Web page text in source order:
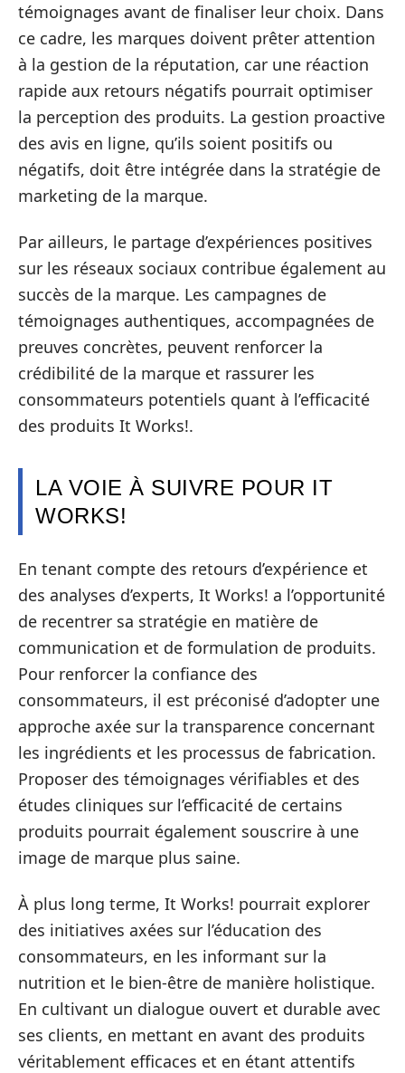
témoignages avant de finaliser leur choix. Dans
ce cadre, les marques doivent prêter attention
à la gestion de la réputation, car une réaction
rapide aux retours négatifs pourrait optimiser
la perception des produits. La gestion proactive
des avis en ligne, qu’ils soient positifs ou
négatifs, doit être intégrée dans la stratégie de
marketing de la marque.
Par ailleurs, le partage d’expériences positives
sur les réseaux sociaux contribue également au
succès de la marque. Les campagnes de
témoignages authentiques, accompagnées de
preuves concrètes, peuvent renforcer la
crédibilité de la marque et rassurer les
consommateurs potentiels quant à l’efficacité
des produits It Works!.
LA VOIE À SUIVRE POUR IT
WORKS!
En tenant compte des retours d’expérience et
des analyses d’experts, It Works! a l’opportunité
de recentrer sa stratégie en matière de
communication et de formulation de produits.
Pour renforcer la confiance des
consommateurs, il est préconisé d’adopter une
approche axée sur la transparence concernant
les ingrédients et les processus de fabrication.
Proposer des témoignages vérifiables et des
études cliniques sur l’efficacité de certains
produits pourrait également souscrire à une
image de marque plus saine.
À plus long terme, It Works! pourrait explorer
des initiatives axées sur l’éducation des
consommateurs, en les informant sur la
nutrition et le bien-être de manière holistique.
En cultivant un dialogue ouvert et durable avec
ses clients, en mettant en avant des produits
véritablement efficaces et en étant attentifs